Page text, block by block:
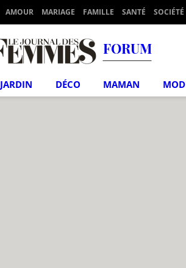
AMOUR MARIAGE FAMILLE SANTÉ SOCIÉTÉ
FORUM
JARDIN DÉCO MAMAN